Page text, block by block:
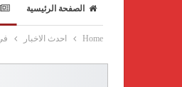
الصفحة الرئيسية
Home احدث الاخبار